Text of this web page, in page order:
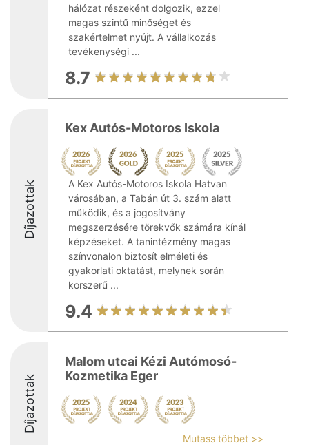
hálózat részeként dolgozik, ezzel
magas szintű minőséget és
szakértelmet nyújt. A vállalkozás
tevékenységi ...
8.7
Díjazottak
Kex Autós-Motoros Iskola
A Kex Autós-Motoros Iskola Hatvan
városában, a Tabán út 3. szám alatt
működik, és a jogosítvány
megszerzésére törekvők számára kínál
képzéseket. A tanintézmény magas
színvonalon biztosít elméleti és
gyakorlati oktatást, melynek során
korszerű ...
9.4
Díjazottak
Malom utcai Kézi Autómosó-
Kozmetika Eger
Mutass többet >>